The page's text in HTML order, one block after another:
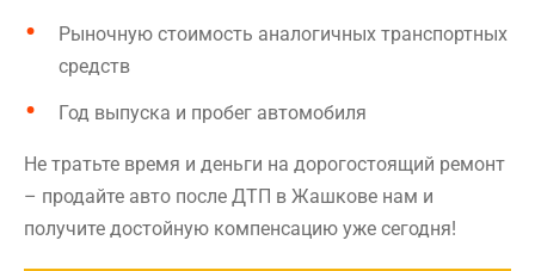
Рыночную стоимость аналогичных транспортных
средств
Год выпуска и пробег автомобиля
Не тратьте время и деньги на дорогостоящий ремонт
– продайте авто после ДТП в Жашкове нам и
получите достойную компенсацию уже сегодня!